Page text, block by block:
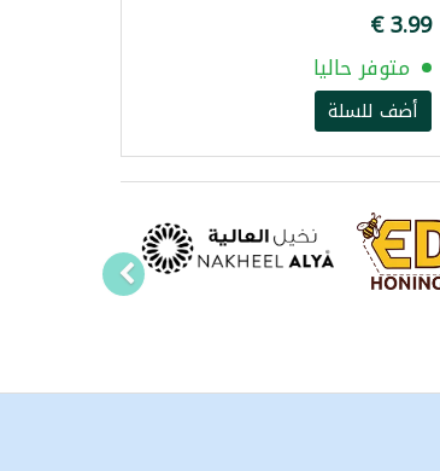
‏3.99 €
متوفر حاليا
أضف للسلة